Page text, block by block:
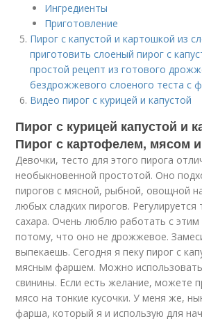
Ингредиенты
Приготовление
Пирог с капустой и картошкой из
приготовить слоеный пирог с
простой рецепт из готового
бездрожжевого слоеного теста с
Видео пирог с курицей и капустой
Пирог с курицей капустой и
Пирог с картофелем, мясом и
Девочки, тесто для этого пирога
необыкновенной простотой. Оно
пирогов с мясной, рыбной, овощной
любых сладких пирогов. Регулируется
сахара. Очень люблю работать с
потому, что оно не дрожжевое.
выпекаешь. Сегодня я пеку пирог с
мясным фаршем. Можно
свинины. Если есть желание, можете
мясо на тонкие кусочки. У меня же,
фарша, который я и использую для